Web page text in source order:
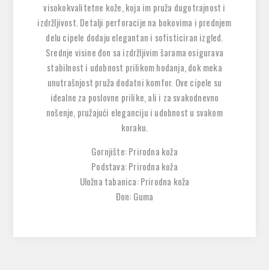
visokokvalitetne kože, koja im pruža dugotrajnost i
izdržljivost. Detalji perforacije na bokovima i prednjem
delu cipele dodaju elegantan i sofisticiran izgled.
Srednje visine đon sa izdržljivim šarama osigurava
stabilnost i udobnost prilikom hodanja, dok meka
unutrašnjost pruža dodatni komfor. Ove cipele su
idealne za poslovne prilike, ali i za svakodnevno
nošenje, pružajući eleganciju i udobnost u svakom
koraku.
Gornjište: Prirodna koža
Podstava: Prirodna koža
Uložna tabanica: Prirodna koža
Đon: Guma